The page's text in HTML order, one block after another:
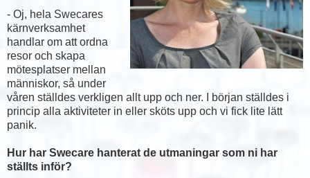
- Oj, hela Swecares
kärnverksamhet
handlar om att ordna
resor och skapa
mötesplatser mellan
människor, så under
våren ställdes verkligen allt upp och ner. I början ställdes i
princip alla aktiviteter in eller sköts upp och vi fick lite lätt
panik.
Hur har Swecare hanterat de utmaningar som ni har
ställts inför?